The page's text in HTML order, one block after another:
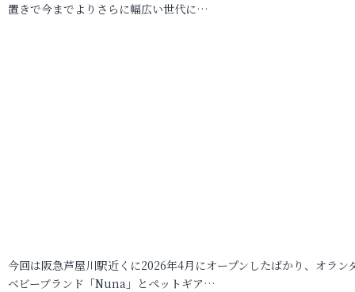
置きで今までよりさらに幅広い世代に…
今回は阪急芦屋川駅近くに2026年4月にオープンしたばかり、オラン
ベビーブランド「Nuna」とペットギア…